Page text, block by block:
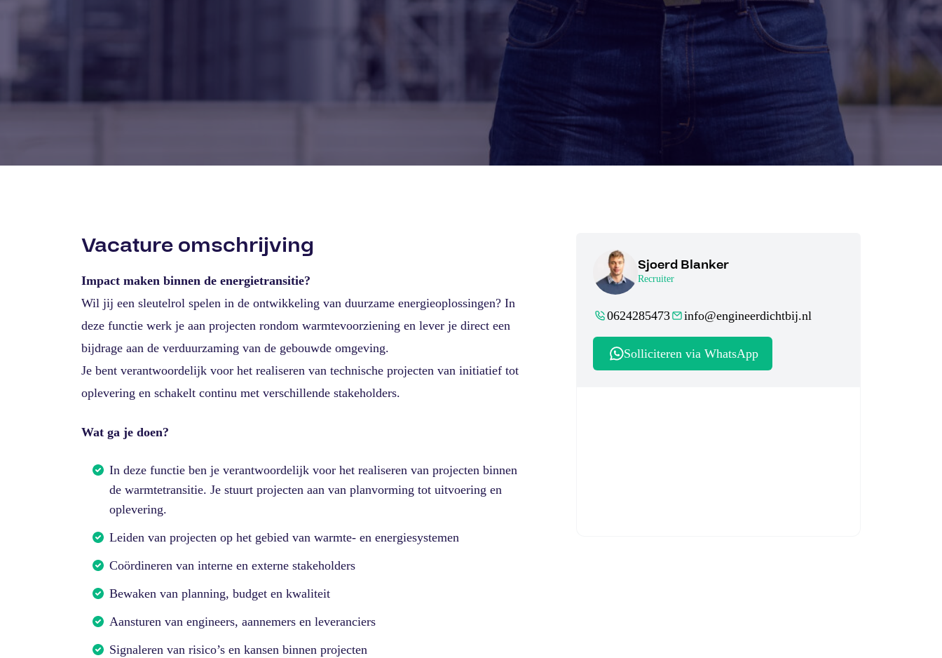
Vacature omschrijving
Impact maken binnen de energietransitie?
Wil jij een sleutelrol spelen in de ontwikkeling van duurzame energieoplossingen? In
deze functie werk je aan projecten rondom warmtevoorziening en lever je direct een
bijdrage aan de verduurzaming van de gebouwde omgeving.
Je bent verantwoordelijk voor het realiseren van technische projecten van initiatief tot
oplevering en schakelt continu met verschillende stakeholders.
Wat ga je doen?
In deze functie ben je verantwoordelijk voor het realiseren van projecten binnen
de warmtetransitie. Je stuurt projecten aan van planvorming tot uitvoering en
oplevering.
Leiden van projecten op het gebied van warmte- en energiesystemen
Coördineren van interne en externe stakeholders
Bewaken van planning, budget en kwaliteit
Aansturen van engineers, aannemers en leveranciers
Signaleren van risico’s en kansen binnen projecten
Sjoerd Blanker
Recruiter
0624285473 info@engineerdichtbij.nl
Solliciteren via WhatsApp